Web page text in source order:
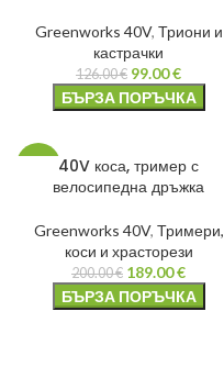
Greenworks 40V, Триони и
кастрачки
126.00€ 99.00€
БЪРЗА ПОРЪЧКА
40V коса, тример с
велосипедна дръжка
Greenworks 40V, Тримери,
коси и храсторези
200.00€ 189.00€
БЪРЗА ПОРЪЧКА